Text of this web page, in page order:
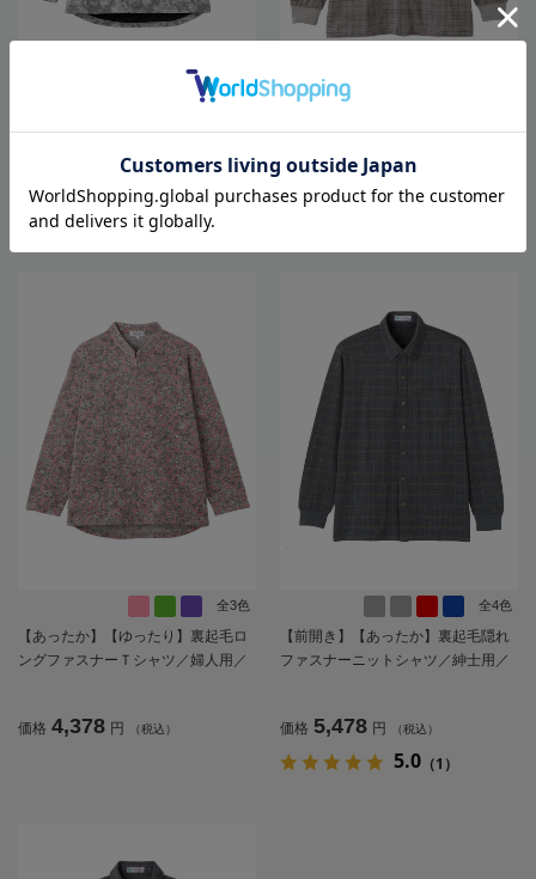
全5色
／高齢者／シニア／後ろ長め／ゆっ
たり／洗濯機OK／名前記入欄付／前
ポケット／ギフト／プレゼント【C
価格 4,378 円 （税込）
メンズ／高齢者／シニア／洗濯機OK
／名前記入欄付／胸ポケット付／ギ
全3色
【あったか】【ゆったり】裏起毛ロ
ングファスナーＴシャツ／婦人用／
／洗濯機OK／前ポケット／おしゃれ
価格 4,378 円 （税込）
全4色
【前開き】【あったか】裏起毛隠れ
ファスナーニットシャツ／紳士用／
記入欄付き／ギフト／プレゼント
【CF】
価格 5,478 円 （税込）
5.0 （1）